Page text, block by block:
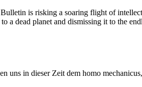
is risking a soaring flight of
dead planet and dismissing it to the
uns in dieser Zeit dem homo